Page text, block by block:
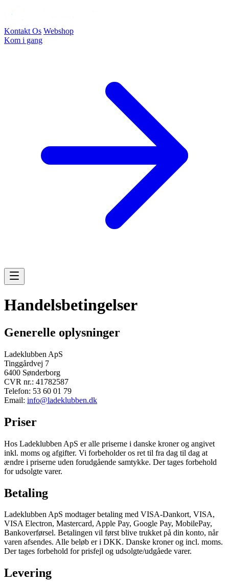
Kontakt Os Webshop
Kom i gang
Handelsbetingelser
Generelle oplysninger
Ladeklubben ApS
Tinggårdvej 7
6400 Sønderborg
CVR nr.: 41782587
Telefon: 53 60 01 79
Email: info@ladeklubben.dk
Priser
Hos Ladeklubben ApS er alle priserne i danske kroner og angivet
inkl. moms og afgifter. Vi forbeholder os ret til fra dag til dag at
ændre i priserne uden forudgående samtykke. Der tages forbehold
for udsolgte varer.
Betaling
Ladeklubben ApS modtager betaling med VISA-Dankort, VISA,
VISA Electron, Mastercard, Apple Pay, Google Pay, MobilePay,
Bankoverførsel. Betalingen vil først blive trukket på din konto, når
varen afsendes. Alle beløb er i DKK. Danske kroner og incl. moms.
Der tages forbehold for prisfejl og udsolgte/udgåede varer.
Levering